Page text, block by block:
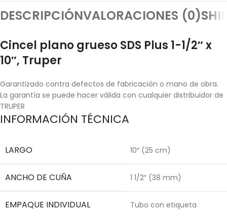
DESCRIPCIÓNVALORACIONES (0)
Cincel plano grueso SDS Plus 1-1/2″ x
10″, Truper
Garantizado contra defectos de fabricación o mano de obra.
La garantía se puede hacer válida con cualquier distribuidor de
TRUPER
INFORMACIÓN TÉCNICA
LARGO 10″ (25 cm)
ANCHO DE CUÑA 1 1/2″ (38 mm)
EMPAQUE INDIVIDUAL Tubo con etiqueta